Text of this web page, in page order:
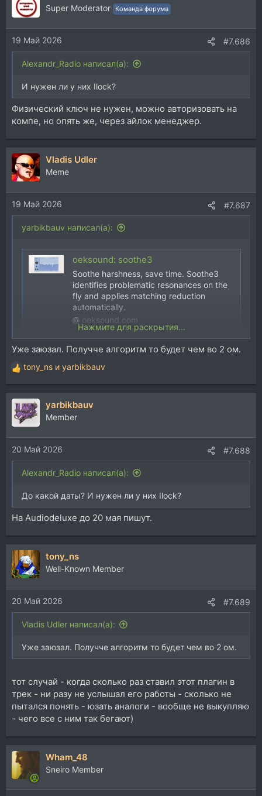
Super Moderator Команда форума
19 Май 2026 #7.686
Alexandr_Radio написал(а):
И нужен ли у них Ilock?
Физический ключ не нужен, можно авторизовать на
компе, но опять же, через айлок менеджер.
Vladis Udler
Memе
19 Май 2026 #7.687
yarbikbauv написал(а):
oeksound: soothe3
Soothe harshness, save time. Soothe3
identifies problematic resonances on the
fly and applies matching reduction
automatically.
oeksound.com
Upgrading from an older version (Soothe or Soothe2) to
the current Soothe3 plugin costs $55
Могу помочь обновиться
Нажмите для раскрытия...
Уже заюзал. Получче алгоритм то будет чем во 2 ом.
Р
е
а
к
ц
и
и
:
tony_ns и yarbikbauv
yarbikbauv
Member
20 Май 2026 #7.688
Alexandr_Radio написал(а):
До какой даты? И нужен ли у них Ilock?
На Audiodeluxe до 20 мая пишут.
tony_ns
Well-Known Member
20 Май 2026 #7.689
Vladis Udler написал(а):
Уже заюзал. Получче алгоритм то будет чем во 2 ом.
тот случай - когда сколько раз ставил этот плагин в
трек - ни разу не услышал его работы - сколько не
пытался понять - юзать аналоги - вообще не выкупляю
- чего все с ним так бегают)
Wham_48
Sneiro Member